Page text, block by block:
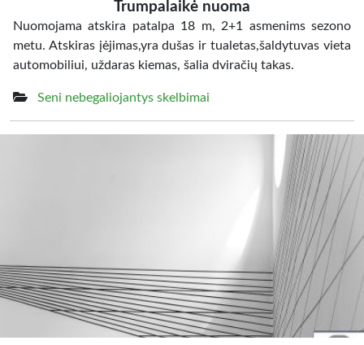
Trumpalaikė nuoma
Nuomojama atskira patalpa 18 m, 2+1 asmenims sezono
metu. Atskiras įėjimas,yra dušas ir tualetas,šaldytuvas vieta
automobiliui, uždaras kiemas, šalia dviračių takas.
Seni nebegaliojantys skelbimai